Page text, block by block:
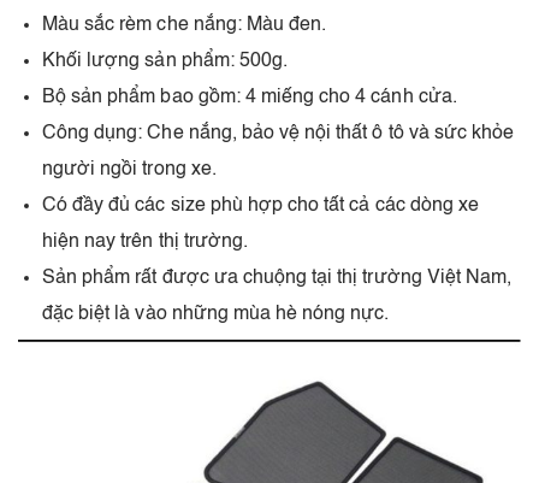
Màu sắc rèm che nắng: Màu đen.
Khối lượng sản phẩm: 500g.
Bộ sản phẩm bao gồm: 4 miếng cho 4 cánh cửa.
Công dụng: Che nắng, bảo vệ nội thất ô tô và sức khỏe
người ngồi trong xe.
Có đầy đủ các size phù hợp cho tất cả các dòng xe
hiện nay trên thị trường.
Sản phẩm rất được ưa chuộng tại thị trường Việt Nam,
đặc biệt là vào những mùa hè nóng nực.